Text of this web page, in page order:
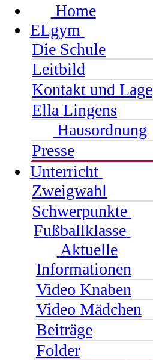
Home
ELgym
Die Schule
Leitbild
Kontakt und Lage
Ella Lingens
Hausordnung
Presse
Unterricht
Zweigwahl
Schwerpunkte
Fußballklasse
Aktuelle
Informationen
Video Knaben
Video Mädchen
Beiträge
Folder